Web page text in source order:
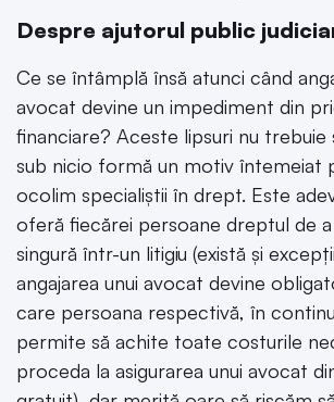
Despre ajutorul public
Ce se întâmplă însă atunci când
avocat devine un impediment din
financiare? Aceste lipsuri nu trebuie
sub nicio formă un motiv întemeiat
ocolim specialiștii în drept. Este
oferă fiecărei persoane dreptul de
singură într-un litigiu (există și
angajarea unui avocat devine
care persoana respectivă, în
permite să achite toate costurile
proceda la asigurarea unui avocat